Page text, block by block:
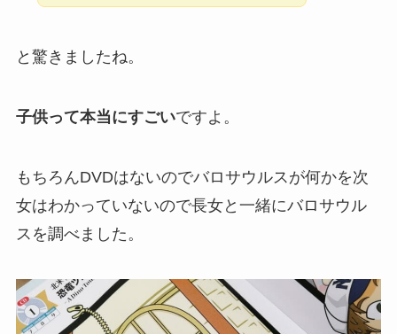
と驚きましたね。
子供って本当にすごいですよ。
もちろんDVDはないのでバロサウルスが何かを次
女はわかっていないので長女と一緒にバロサウル
スを調べました。